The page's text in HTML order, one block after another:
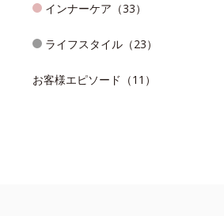
インナーケア（33）
ライフスタイル（23）
お客様エピソード（11）